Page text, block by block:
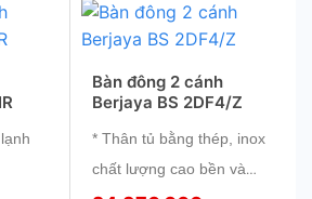
Bàn đông 2 cánh
Berjaya BS 2DF4/Z
* Thân tủ bằng thép, inox
chất lượng cao bền và